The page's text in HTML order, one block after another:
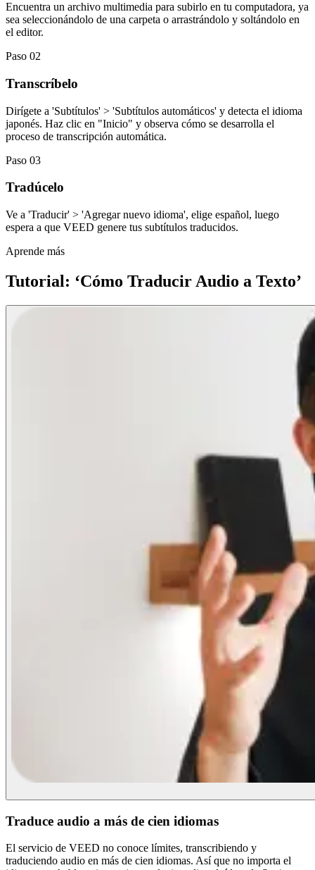
Encuentra un archivo multimedia para subirlo en tu computadora, ya
sea seleccionándolo de una carpeta o arrastrándolo y soltándolo en
el editor.
Paso 02
Transcríbelo
Dirígete a 'Subtítulos' > 'Subtítulos automáticos' y detecta el idioma
japonés. Haz clic en "Inicio" y observa cómo se desarrolla el
proceso de transcripción automática.
Paso 03
Tradúcelo
Ve a 'Traducir' > 'Agregar nuevo idioma', elige español, luego
espera a que VEED genere tus subtítulos traducidos.
Aprende más
Tutorial: ‘Cómo Traducir Audio a Texto’
Traduce audio a más de cien idiomas
El servicio de VEED no conoce límites, transcribiendo y
traduciendo audio en más de cien idiomas. Así que no importa el